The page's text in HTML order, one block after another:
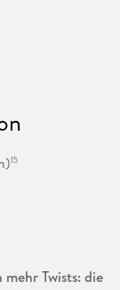
)15
Twists: die